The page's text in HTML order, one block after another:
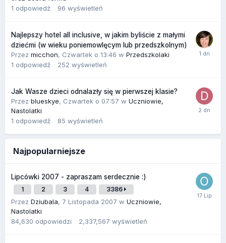
1 odpowiedź 96 wyświetleń
Najlepszy hotel all inclusive, w jakim byliście z małymi
dziećmi (w wieku poniemowlęcym lub przedszkolnym)
Przez micchon, Czwartek o 13:46 w Przedszkolaki
1 odpowiedź 252 wyświetleń
Jak Wasze dzieci odnalazły się w pierwszej klasie?
Przez blueskye, Czwartek o 07:57 w Uczniowie,
Nastolatki
1 odpowiedź 85 wyświetleń
Najpopularniejsze
Lipcówki 2007 - zapraszam serdecznie :)
1 2 3 4 3386
Przez Dziubala, 7 Listopada 2007 w Uczniowie,
Nastolatki
84,630 odpowiedzi 2,337,567 wyświetleń